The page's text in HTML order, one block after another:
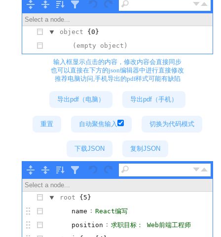
Tree ▾
Select a node...
object
{0}
(empty object)
输入框显示点击的内容，修改内容会直接同步
也可以直接在下方的json编辑器中进行直接修改
推荐电脑访问,手机导出的pdf样式可能有缺陷
导出pdf（电脑） 导出pdf（手机）
重置 自动聚焦输入 切换为代码模式
下载JSON 复制JSON
Tree ▾
Select a node...
root
{5}
name : React编写
position : 求职目标： Web前端工程师